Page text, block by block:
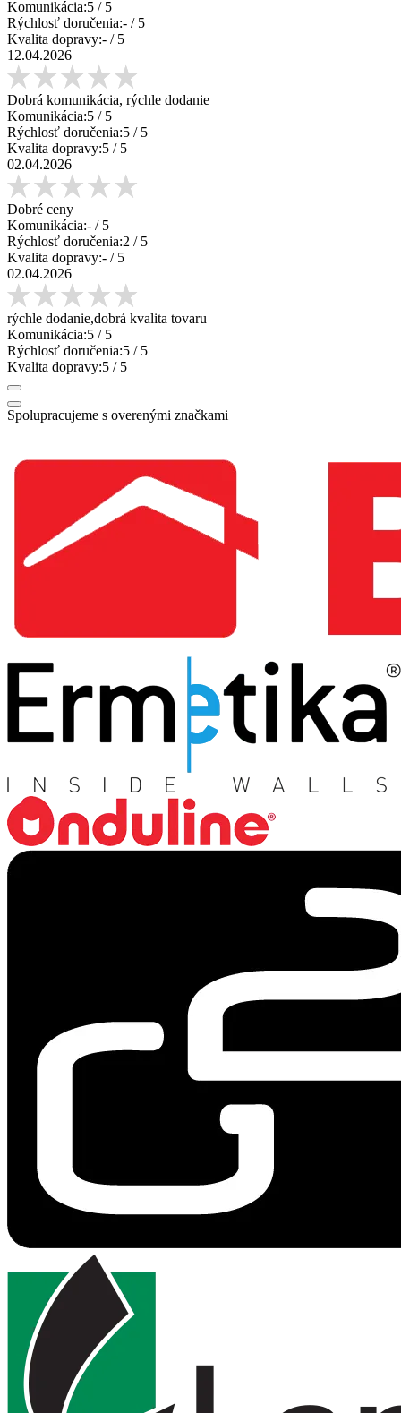
Komunikácia:5 / 5
Rýchlosť doručenia:- / 5
Kvalita dopravy:- / 5
12.04.2026
Dobrá komunikácia, rýchle dodanie
Komunikácia:5 / 5
Rýchlosť doručenia:5 / 5
Kvalita dopravy:5 / 5
02.04.2026
Dobré ceny
Komunikácia:- / 5
Rýchlosť doručenia:2 / 5
Kvalita dopravy:- / 5
02.04.2026
rýchle dodanie,dobrá kvalita tovaru
Komunikácia:5 / 5
Rýchlosť doručenia:5 / 5
Kvalita dopravy:5 / 5
Spolupracujeme s overenými značkami